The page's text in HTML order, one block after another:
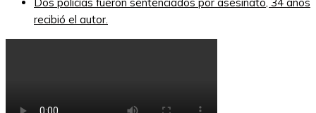
recibió el autor.